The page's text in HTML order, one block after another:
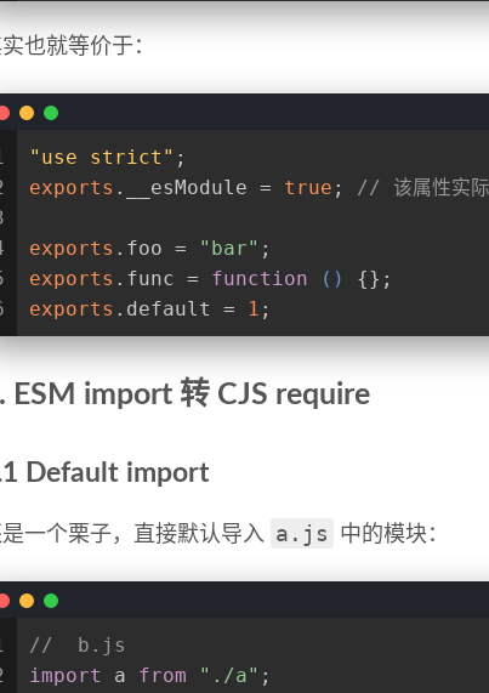
也就等价于：
"use strict" ;
exports .__esModule = true ; // 该属性实
exports .foo = "bar" ;
exports .func = function ( ) {};
exports .default = 1 ;
ESM import 转 CJS require
Default import
一个栗子，直接默认导入 a.js 中的模块：
//  b.js
import
a from "./a" ;